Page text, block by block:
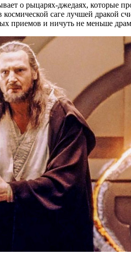
о рыцарях-джедаях, которые
саге лучшей дракой
приемов и ничуть не меньше